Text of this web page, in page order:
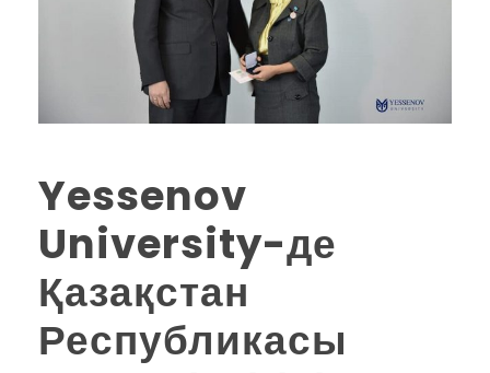
Yessenov
University-де
Қазақстан
Республикасы